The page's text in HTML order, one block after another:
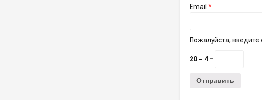
Email *
Пожалуйста,
20 − 4 =